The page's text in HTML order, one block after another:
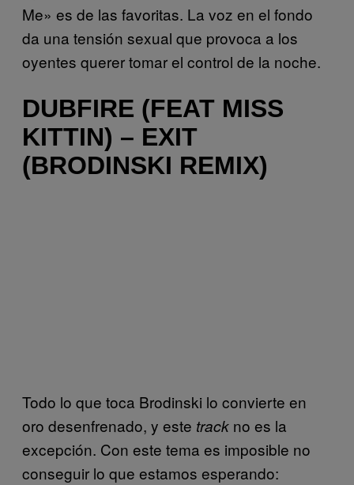
Me» es de las favoritas. La voz en el fondo
da una tensión sexual que provoca a los
oyentes querer tomar el control de la noche.
DUBFIRE (FEAT MISS
KITTIN) – EXIT
(BRODINSKI REMIX)
Todo lo que toca Brodinski lo convierte en
oro desenfrenado, y este track no es la
excepción. Con este tema es imposible no
conseguir lo que estamos esperando: